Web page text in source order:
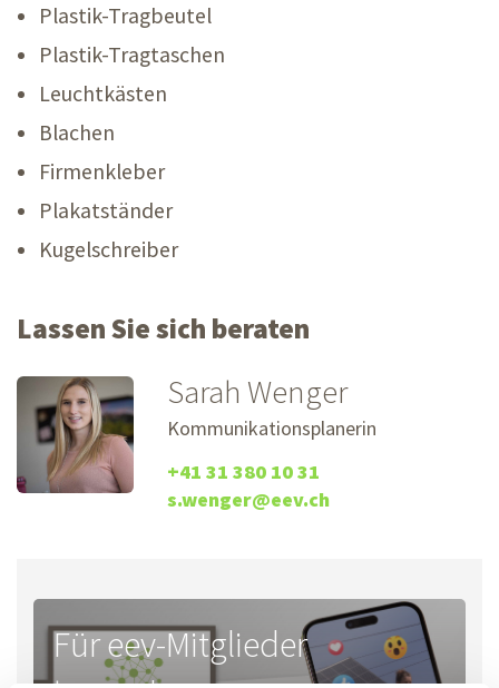
Plastik-Tragbeutel
Plastik-Tragtaschen
Leuchtkästen
Blachen
Firmenkleber
Plakatständer
Kugelschreiber
Lassen Sie sich beraten
Sarah Wenger
Kommunikationsplanerin
+41 31 380 10 31
s.wenger@eev.ch
Für eev-Mitglieder